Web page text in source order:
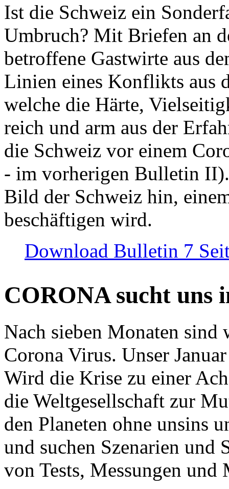
Ist die Schweiz ein
Umbruch? Mit Briefen an
betroffene Gastwirte aus
Linien eines Konflikts aus
welche die Härte,
reich und arm aus der
die Schweiz vor einem
- im vorherigen Bulletin
Bild der Schweiz hin,
beschäftigen wird.
Download Bulletin 7
CORONA sucht uns
Nach sieben Monaten
Corona Virus. Unser
Wird die Krise zu einer
die Weltgesellschaft zur
den Planeten ohne unsins
und suchen Szenarien und
von Tests, Messungen und